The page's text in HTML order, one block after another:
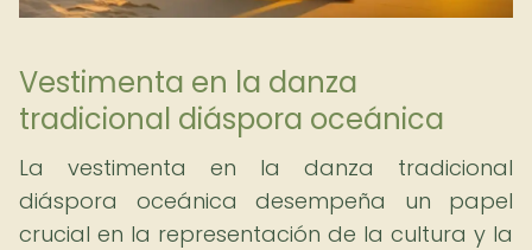
Vestimenta en la danza
tradicional diáspora oceánica
La vestimenta en la danza tradicional
diáspora oceánica desempeña un papel
crucial en la representación de la cultura y la